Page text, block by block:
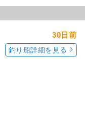
30日前
釣り船詳細を見る